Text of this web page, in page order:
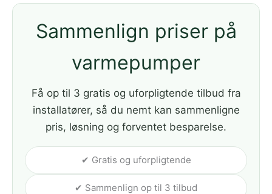
Sammenlign priser på
varmepumper
Få op til 3 gratis og uforpligtende tilbud fra
installatører, så du nemt kan sammenligne
pris, løsning og forventet besparelse.
✔ Gratis og uforpligtende
✔ Sammenlign op til 3 tilbud